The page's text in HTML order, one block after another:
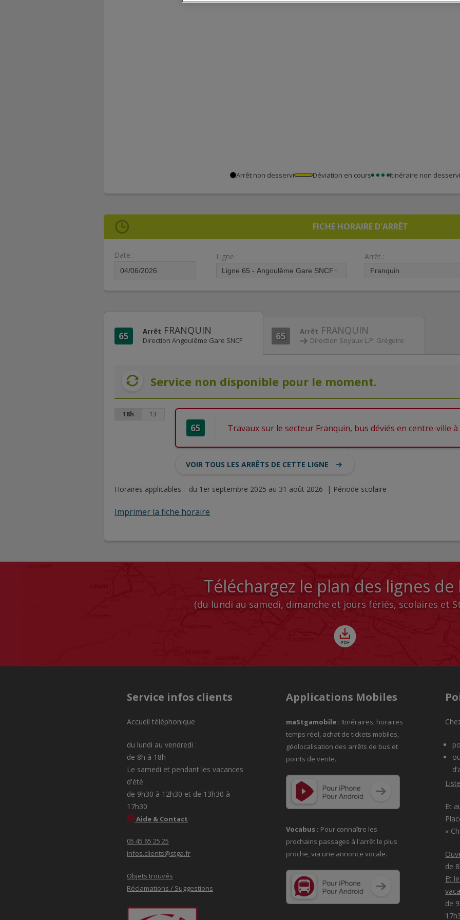
Arrêt non desservi Déviation en cours Itinéraire non desservi
FICHE HORAIRE D'ARRÊT
Date : Ligne : Arrêt :
65 Arrêt FRANQUIN
Direction Angoulême Gare SNCF 65 Arrêt FRANQUIN
Direction Soyaux L.P. Grégoire
Service non disponible pour le moment.
18h 13
65 Travaux sur le secteur Franquin, bus déviés en centre-ville
VOIR TOUS LES ARRÊTS DE CETTE LIGNE
Horaires applicables : du 1er septembre 2025 au 31 août 2026 | Période scolaire
Imprimer la fiche horaire
Téléchargez le plan des lignes de
(du lundi au samedi, dimanche et jours fériés, scolaires et
Service infos clients
Accueil téléphonique
du lundi au vendredi :
de 8h à 18h
Le samedi et pendant les vacances
d'été
de 9h30 à 12h30 et de 13h30 à
17h30
Aide & Contact
05 45 65 25 25
infos.clients@stga.fr
Objets trouvés
Réclamations / Suggestions
Applications Mobiles
maStgamobile : Itinéraires, horaires
temps réel, achat de tickets mobiles,
géolocalisation des arrêts de bus et
points de vente.
Vocabus : Pour connaître les
prochains passages à l'arrêt le plus
proche, via une annonce vocale.
Et
«
de
Et
de